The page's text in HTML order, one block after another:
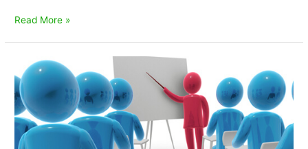
Obavijest
prirodne
nepogode
zbog
suše
Read More »